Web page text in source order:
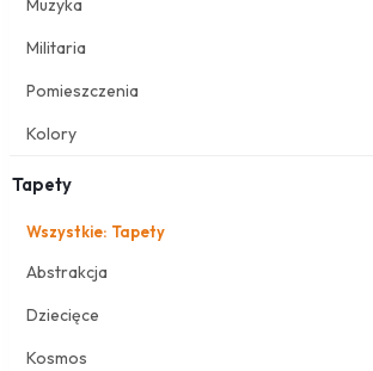
Muzyka
Militaria
Pomieszczenia
Kolory
Tapety
Wszystkie: Tapety
Abstrakcja
Dziecięce
Kosmos